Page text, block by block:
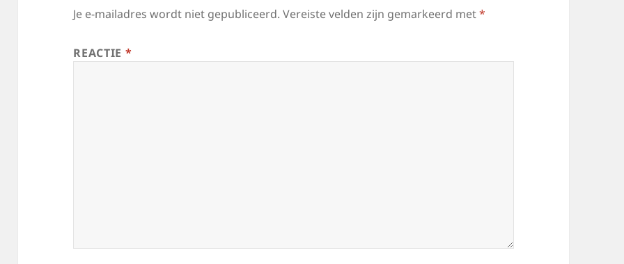
Je e-mailadres wordt niet gepubliceerd. Vereiste velden zijn gemarkeerd met*
REACTIE *